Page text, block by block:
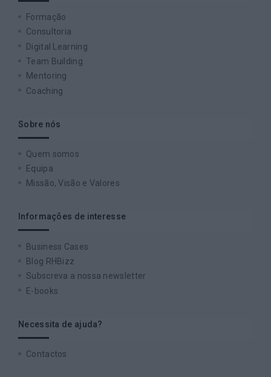
Formação
Consultoria
Digital Learning
Team Building
Mentoring
Coaching
Sobre nós
Quem somos
Equipa
Missão, Visão e Valores
Informações de interesse
Business Cases
Blog RHBizz
Subscreva a nossa newsletter
E-books
Necessita de ajuda?
Contactos